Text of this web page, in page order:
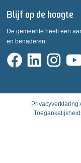
Blijf op de hoogte
De gemeente heeft een
en benaderen:
Privacyverklaring